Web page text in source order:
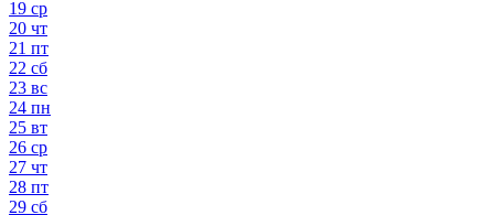
19 ср
20 чт
21 пт
22 сб
23 вс
24 пн
25 вт
26 ср
27 чт
28 пт
29 сб